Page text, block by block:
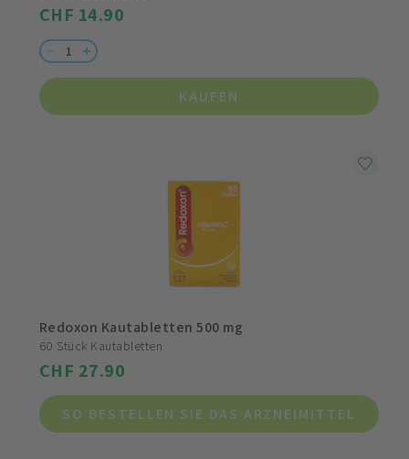
CHF 14.90
KAUFEN
Redoxon Kautabletten 500 mg
60 Stück Kautabletten
CHF 27.90
SO BESTELLEN SIE DAS ARZNEIMITTEL